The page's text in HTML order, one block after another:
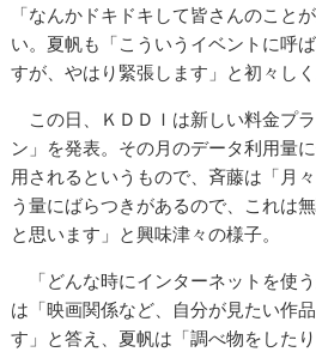
「なんかドキドキして皆さんのこと
い。夏帆も「こういうイベントに呼
すが、やはり緊張します」と初々しく
この日、ＫＤＤＩは新しい料金プ
ン」を発表。その月のデータ利用量
用されるというもので、斉藤は「月
う量にばらつきがあるので、これは
と思います」と興味津々の様子。
「どんな時にインターネットを使
は「映画関係など、自分が見たい作
す」と答え、夏帆は「調べ物をした